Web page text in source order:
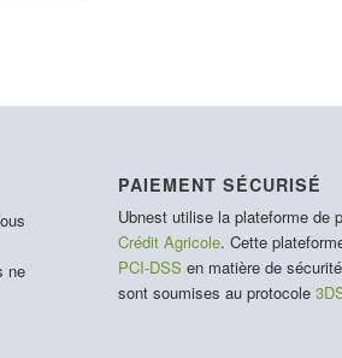
ne
PAIEMENT SÉCURISÉ
Ubnest utilise la plateforme de
Crédit Agricole. Cette
PCI-DSS en matière de
sont soumises au protocole